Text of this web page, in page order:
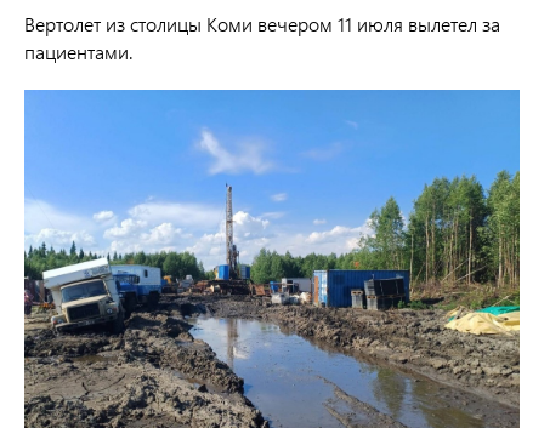
Вертолет из столицы Коми вечером 11 июля вылетел за
пациентами.